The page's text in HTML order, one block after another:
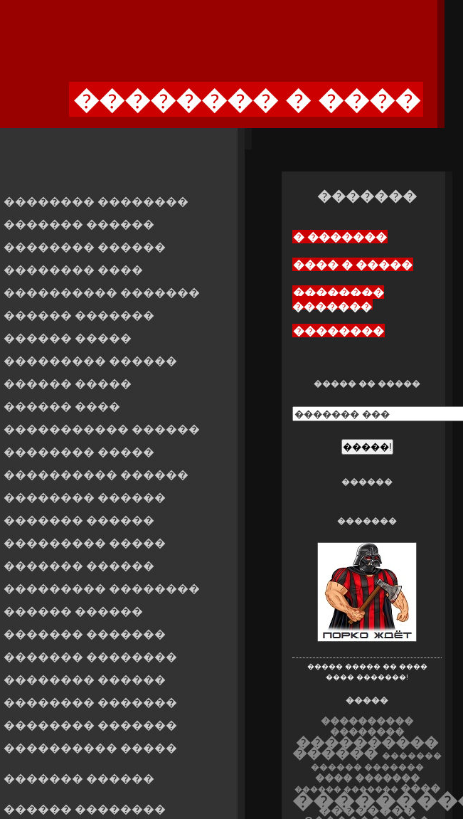
�������� � ����
�������� ��������
������� ������
�������� ������
�������� ����
���������� �������
������ �������
������ �����
��������� ������
������ �����
������ ����
����������� ������
�������� �����
���������� ������
�������� ������
������� ������
��������� �����
������� ������
��������� ��������
������ ������
������� �������
������� ��������
�������� ������
�������� �������
�������� �������
���������� �����
������� ������
������ ��������
�������
� �������
���� � �����
��������
�������
��������
����� �� �����
������
�������
����� ����� �� ����
���� �������!
�����
����������
��������
����������
������ �������
������ �������
���� �������
������ ������� ����
��������